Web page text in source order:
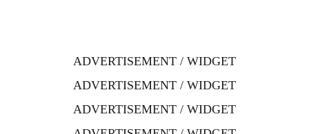
ADVERTISEMENT / WIDGET
ADVERTISEMENT / WIDGET
ADVERTISEMENT / WIDGET